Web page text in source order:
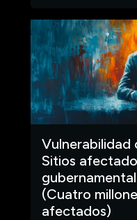
Vulnerabilidad
Sitios
(Cuatro
afectados)